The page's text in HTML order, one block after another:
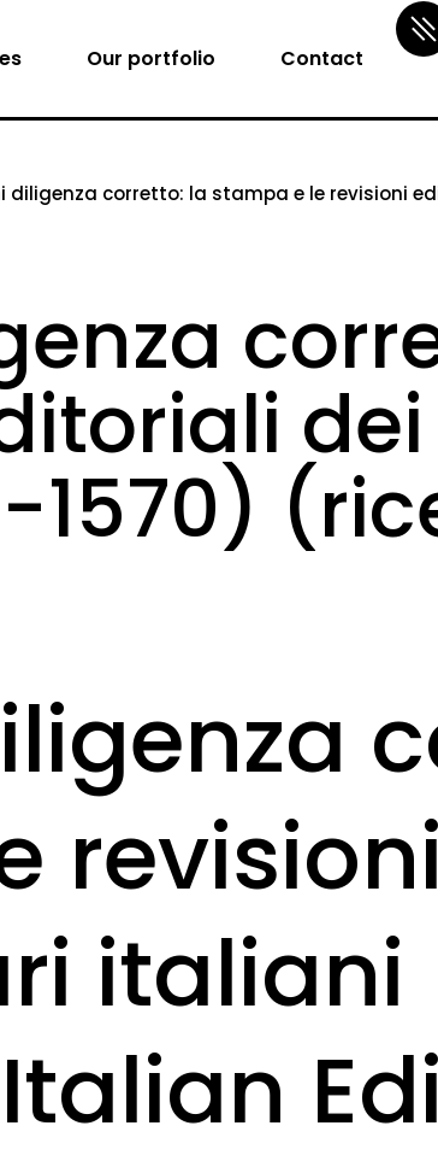
Our portfolio Contact
diligenza corretto: la stampa e le revisioni
1570)
italiani